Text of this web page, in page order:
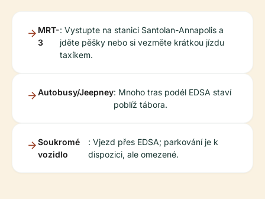
MRT-
3
: Vystupte na stanici Santolan-Annapolis a
jděte pěšky nebo si vezměte krátkou jízdu
taxíkem.
Autobusy/Jeepney: Mnoho tras podél EDSA staví
poblíž tábora.
Soukromé
vozidlo
: Vjezd přes EDSA; parkování je k
dispozici, ale omezené.